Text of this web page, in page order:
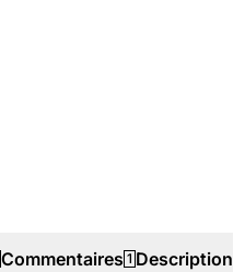
Commentaires 1 Description